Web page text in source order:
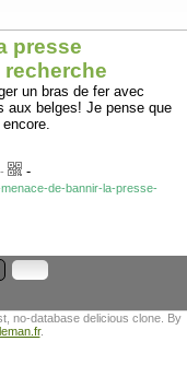
presse
un bras de fer avec
aux belges! Je pense que
- -
de-bannir-la-presse-
no-database delicious clone. By
.